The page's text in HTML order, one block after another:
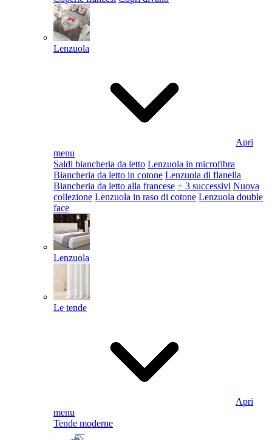
Lenzuola
Apri
menu
Saldi biancheria da letto Lenzuola in microfibra
Biancheria da letto in cotone Lenzuola di flanella
Biancheria da letto alla francese + 3 successivi Nuova
collezione Lenzuola in raso di cotone Lenzuola double
face
Lenzuola
Le tende
Apri
menu
Tende moderne